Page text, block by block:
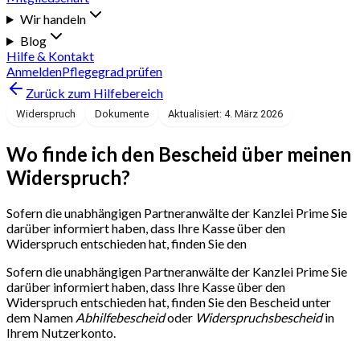
Wir handeln
Blog
Hilfe & Kontakt
AnmeldenPflegegrad prüfen
Zurück zum Hilfebereich
Widerspruch Dokumente Aktualisiert: 4. März 2026
Wo finde ich den Bescheid über meinen
Widerspruch?
Sofern die unabhängigen Partneranwälte der Kanzlei Prime Sie
darüber informiert haben, dass Ihre Kasse über den
Widerspruch entschieden hat, finden Sie den
Sofern die unabhängigen Partneranwälte der Kanzlei Prime Sie
darüber informiert haben, dass Ihre Kasse über den
Widerspruch entschieden hat, finden Sie den Bescheid unter
dem Namen Abhilfebescheidoder Widerspruchsbescheidin
Ihrem Nutzerkonto.